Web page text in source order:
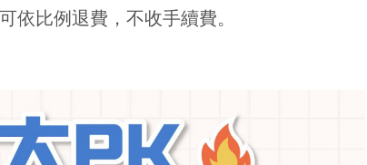
依比例退費，不收手續費。